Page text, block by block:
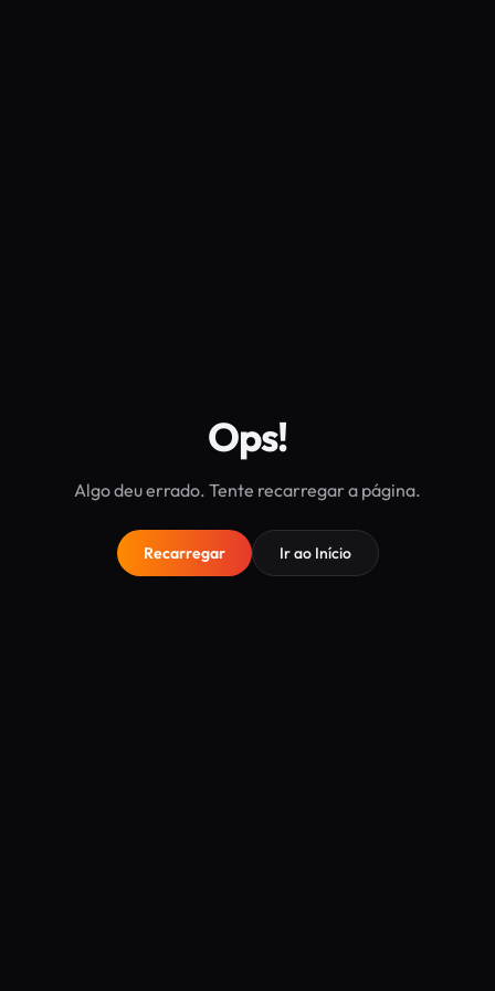
Ops!
Algo deu errado. Tente recarregar a página.
Recarregar Ir ao Início